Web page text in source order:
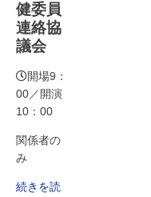
健委員
連絡協
議会
開場9：
00／開演
10：00
関係者の
み
続きを読